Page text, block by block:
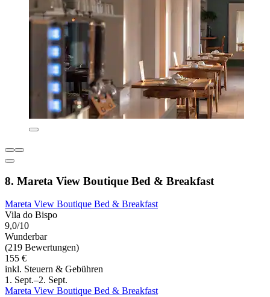
8. Mareta View Boutique Bed & Breakfast
Mareta View Boutique Bed & Breakfast
Vila do Bispo
9,0/10
Wunderbar
(219 Bewertungen)
155 €
inkl. Steuern & Gebühren
1. Sept.–2. Sept.
Mareta View Boutique Bed & Breakfast